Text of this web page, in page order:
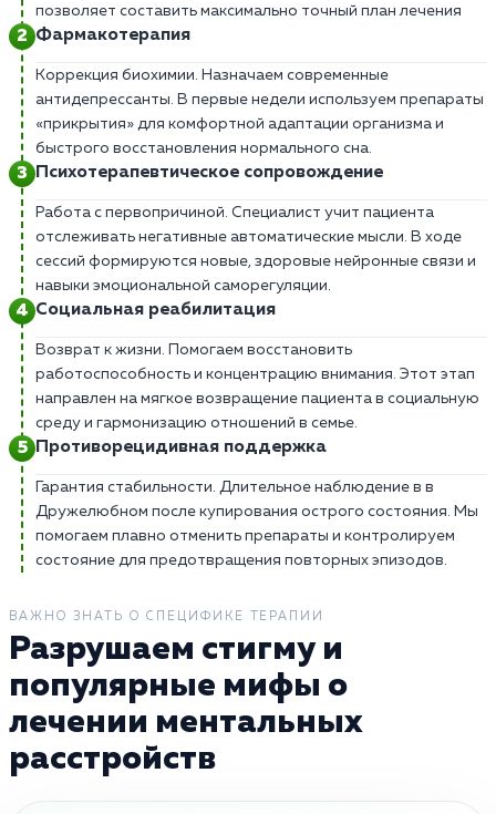
позволяет составить максимально точный план лечения
Фармакотерапия
Коррекция биохимии. Назначаем современные
антидепрессанты. В первые недели используем препараты
«прикрытия» для комфортной адаптации организма и
быстрого восстановления нормального сна.
Психотерапевтическое сопровождение
Работа с первопричиной. Специалист учит пациента
отслеживать негативные автоматические мысли. В ходе
сессий формируются новые, здоровые нейронные связи и
навыки эмоциональной саморегуляции.
Социальная реабилитация
Возврат к жизни. Помогаем восстановить
работоспособность и концентрацию внимания. Этот этап
направлен на мягкое возвращение пациента в социальную
среду и гармонизацию отношений в семье.
Противорецидивная поддержка
Гарантия стабильности. Длительное наблюдение в в
Дружелюбном после купирования острого состояния. Мы
помогаем плавно отменить препараты и контролируем
состояние для предотвращения повторных эпизодов.
ВАЖНО ЗНАТЬ О СПЕЦИФИКЕ ТЕРАПИИ
Разрушаем стигму и
популярные мифы о
лечении ментальных
расстройств